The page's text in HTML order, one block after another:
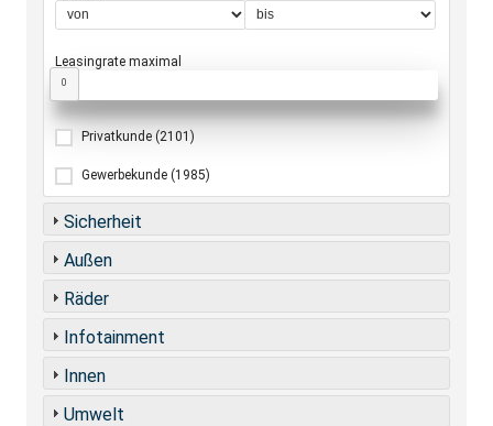
Leasingrate maximal
0
Privatkunde (2101)
Gewerbekunde (1985)
Sicherheit
Außen
Räder
Infotainment
Innen
Umwelt